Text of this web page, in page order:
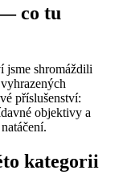
co tu
jsme shromáždili
příslušenství:
objektivy a
kategorii